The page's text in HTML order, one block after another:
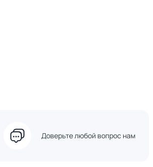
Доверьте любой вопрос нам